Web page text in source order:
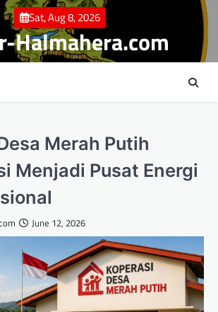
Sat, Aug 8, 2026
Halmahera.com
Merah Putih
Menjadi Pusat Energi
June 12, 2026